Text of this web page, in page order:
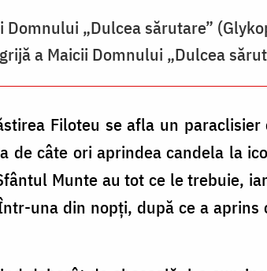
Domnului „Dulcea sărutare”
a Maicii Domnului „Dulcea
Filoteu se afla un
de câte ori aprindea candela la
Munte au tot ce le trebuie,
una din nopți, după ce a